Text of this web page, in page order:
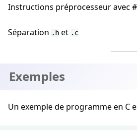
Instructions préprocesseur avec #
Séparation .h et .c
Exemples
Un exemple de programme en C